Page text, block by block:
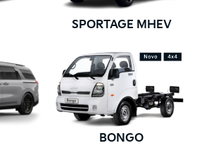
SPORTAGE MHEV
BONGO